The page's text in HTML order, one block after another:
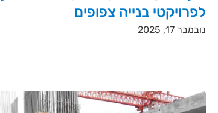
לפרויקטי בנייה צפופים
נובמבר 17, 2025